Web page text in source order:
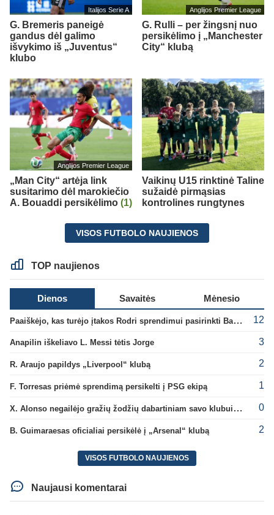
Italijos Serie A
G. Bremeris paneigė
gandus dėl galimo
išvykimo iš „Juventus“
klubo
Anglijos Premier League
G. Rulli – per žingsnį nuo
persikėlimo į „Manchester
City“ klubą
Anglijos Premier League
„Man City“ artėja link
susitarimo dėl marokiečio
A. Bouaddi persikėlimo (1)
Vaikinų U15 rinktinė Taline
sužaidė pirmąsias
kontrolines rungtynes
VISOS FUTBOLO NAUJIENOS
TOP naujienos
Dienos Savaitės Mėnesio
Paaiškėjo, kas turėjo įtakos Rodri sprendimui pasirinkti Barselonos pusę 12
Anapilin iškeliavo L. Messi tėtis Jorge 3
R. Araujo papildys „Liverpool“ klubą 2
F. Torresas priėmė sprendimą persikelti į PSG ekipą 1
X. Alonso negailėjo gražių žodžių dabartiniam savo klubui „Chelsea“ 0
B. Guimaraesas oficialiai persikėlė į „Arsenal“ klubą 2
VISOS FUTBOLO NAUJIENOS
Naujausi komentarai